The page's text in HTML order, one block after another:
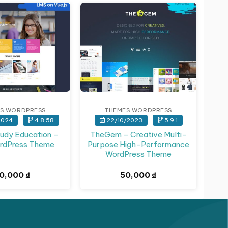
WORDPRESS
4.8.58
Education –
Theme
₫
THEMES WORDPRESS
22/10/2023 5.9.1
TheGem – Creative Multi-
Purpose High-Performance
WordPress Theme
50,000 ₫